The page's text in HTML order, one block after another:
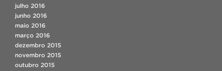
julho 2016
junho 2016
maio 2016
março 2016
dezembro 2015
novembro 2015
outubro 2015